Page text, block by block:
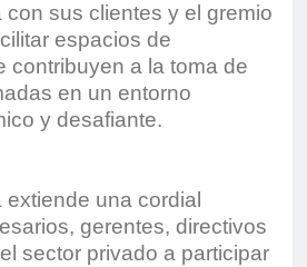
con sus clientes y el gremio
espacios de
contribuyen a la toma de
en un entorno
y desafiante.
una cordial
gerentes, directivos
sector privado a participar